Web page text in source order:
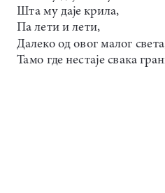
Шта му даје крила,
Па лети и лети,
Далеко од овог малог
Тамо где нестаје свака